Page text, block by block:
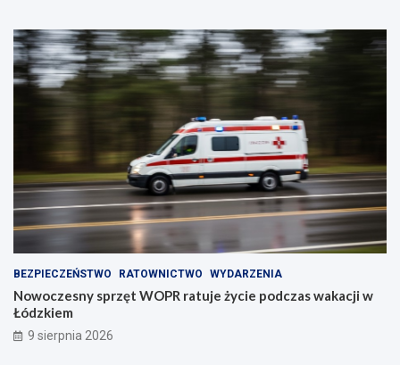
i
s
k
BEZPIECZEŃSTWO RATOWNICTWO WYDARZENIA
Nowoczesny sprzęt WOPR ratuje życie podczas wakacji w
Łódzkiem
9 sierpnia 2026